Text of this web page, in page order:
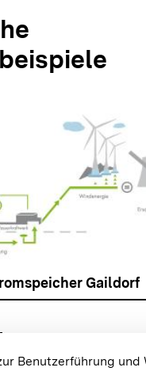
Gaildorf
Folie
nächsten Folie springen
Benutzerführung und